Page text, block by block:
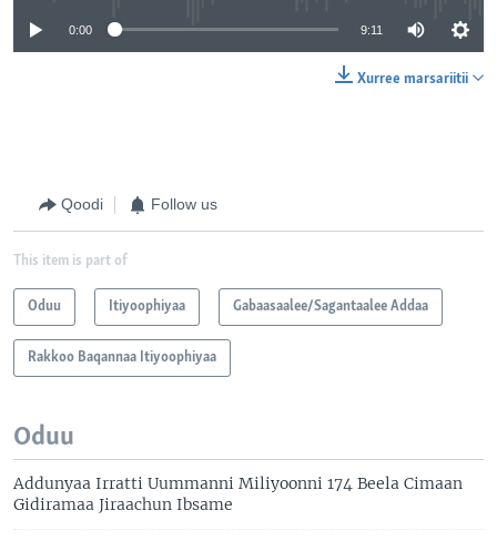
0:00 9:11
Xurree marsariitii
Qoodi Follow us
This item is part of
Oduu Itiyoophiyaa Gabaasaalee/Sagantaalee Addaa
Rakkoo Baqannaa Itiyoophiyaa
Oduu
Addunyaa Irratti Uummanni Miliyoonni 174 Beela Cimaan
Gidiramaa Jiraachun Ibsame